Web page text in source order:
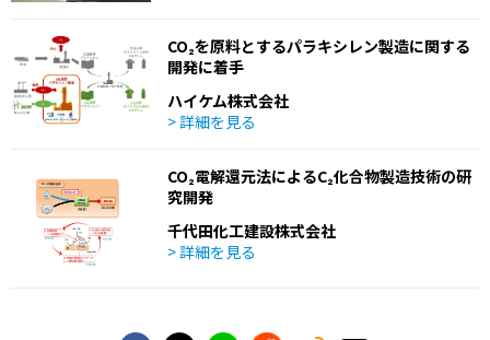
CO₂を原料とするパラキシレン製造に関する
開発に着手
ハイケム株式会社
> 詳細を見る
CO₂電解還元法によるC₂化合物製造技術の研
究開発
千代田化工建設株式会社
> 詳細を見る